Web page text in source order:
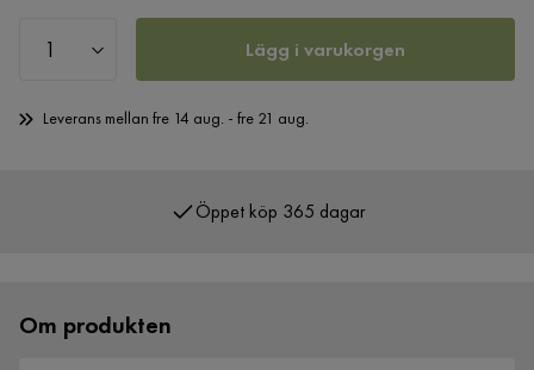
Lägg i varukorgen
Leverans mellan fre 14 aug. - fre 21 aug.
Om produkten